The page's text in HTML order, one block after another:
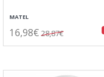
MATEL
16,98€ 28,87€